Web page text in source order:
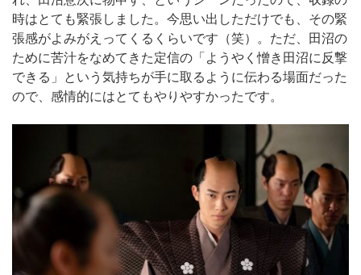
時はとても緊張しました。今思い出しただけでも、その緊
張感がよみがえってくるくらいです（笑）。ただ、田沼の
ために苦汁をなめてきた定信の「ようやく憎き田沼に反撃
できる」という気持ちが手に取るように伝わる場面だった
ので、感情的にはとてもやりやすかったです。